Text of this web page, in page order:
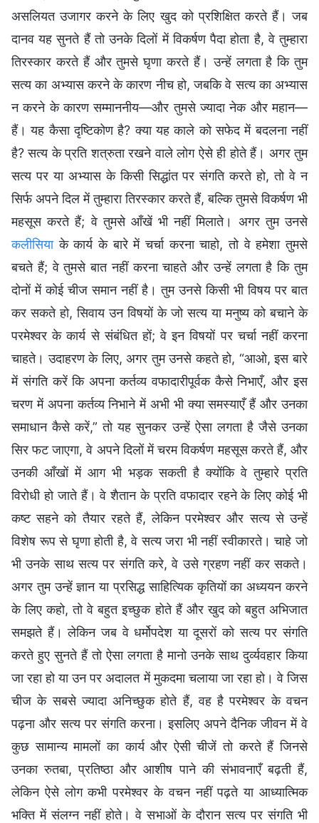
असलियत उजागर करने के लिए खुद को प्रशिक्षित करते हैं। जब
दानव यह सुनते हैं तो उनके दिलों में विकर्षण पैदा होता है, वे तुम्हारा
तिरस्कार करते हैं और तुमसे घृणा करते हैं। उन्हें लगता है कि तुम
सत्य का अभ्यास करने के कारण नीच हो, जबकि वे सत्य का अभ्यास
न करने के कारण सम्माननीय—और तुमसे ज्यादा नेक और महान—
हैं। यह कैसा दृष्टिकोण है? क्या यह काले को सफेद में बदलना नहीं
है? सत्य के प्रति शत्रुता रखने वाले लोग ऐसे ही होते हैं। अगर तुम
सत्य पर या अभ्यास के किसी सिद्धांत पर संगति करते हो, तो वे न
सिर्फ अपने दिल में तुम्हारा तिरस्कार करते हैं, बल्कि तुमसे विकर्षण भी
महसूस करते हैं; वे तुमसे आँखें भी नहीं मिलाते। अगर तुम उनसे
कलीसियाके कार्य के बारे में चर्चा करना चाहो, तो वे हमेशा तुमसे
बचते हैं; वे तुमसे बात नहीं करना चाहते और उन्हें लगता है कि तुम
दोनों में कोई चीज समान नहीं है। तुम उनसे किसी भी विषय पर बात
कर सकते हो, सिवाय उन विषयों के जो सत्य या मनुष्य को बचाने के
परमेश्वर के कार्य से संबंधित हों; वे इन विषयों पर चर्चा नहीं करना
चाहते। उदाहरण के लिए, अगर तुम उनसे कहते हो, “आओ, इस बारे
में संगति करें कि अपना कर्तव्य वफादारीपूर्वक कैसे निभाएँ, और इस
चरण में अपना कर्तव्य निभाने में अभी भी क्या समस्याएँ हैं और उनका
समाधान कैसे करें,” तो यह सुनकर उन्हें ऐसा लगता है जैसे उनका
सिर फट जाएगा, वे अपने दिलों में चरम विकर्षण महसूस करते हैं, और
उनकी आँखों में आग भी भड़क सकती है क्योंकि वे तुम्हारे प्रति
विरोधी हो जाते हैं। वे शैतान के प्रति वफादार रहने के लिए कोई भी
कष्ट सहने को तैयार रहते हैं, लेकिन परमेश्वर और सत्य से उन्हें
विशेष रूप से घृणा होती है, वे सत्य जरा भी नहीं स्वीकारते। चाहे जो
भी उनके साथ सत्य पर संगति करे, वे उसे ग्रहण नहीं कर सकते।
अगर तुम उन्हें ज्ञान या प्रसिद्ध साहित्यिक कृतियों का अध्ययन करने
के लिए कहो, तो वे बहुत इच्छुक होते हैं और खुद को बहुत अभिजात
समझते हैं। लेकिन जब वे धर्मोपदेश या दूसरों को सत्य पर संगति
करते हुए सुनते हैं तो ऐसा लगता है मानो उनके साथ दुर्व्यवहार किया
जा रहा हो या उन पर अदालत में मुकदमा चलाया जा रहा हो। वे जिस
चीज के सबसे ज्यादा अनिच्छुक होते हैं, वह है परमेश्वर के वचन
पढ़ना और सत्य पर संगति करना। इसलिए अपने दैनिक जीवन में वे
कुछ सामान्य मामलों का कार्य और ऐसी चीजें तो करते हैं जिनसे
उनका रुतबा, प्रतिष्ठा और आशीष पाने की संभावनाएँ बढ़ती हैं,
लेकिन ऐसे लोग कभी परमेश्वर के वचन नहीं पढ़ते या आध्यात्मिक
भक्ति में संलग्न नहीं होते। वे सभाओं के दौरान सत्य पर संगति भी